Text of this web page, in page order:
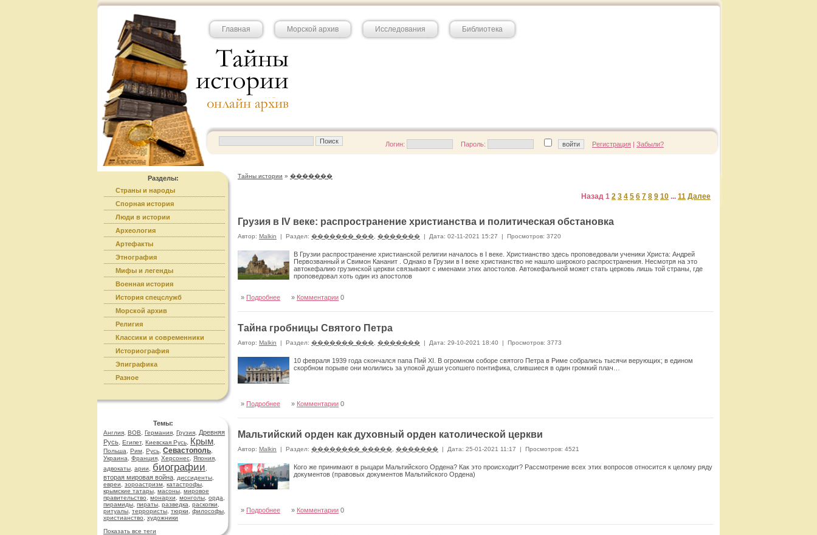
Главная Морской архив Исследования Библиотека
Логин: Пароль: Регистрация | Забыли?
Разделы:
Страны и народы
Спорная история
Люди в истории
Археология
Артефакты
Этнография
Мифы и легенды
Военная история
История спецслужб
Морской архив
Религия
Классики и современники
Историография
Эпиграфика
Разное
Темы:
Англия ВОВ Германия Грузия
Древняя
Русь Египет, Киевская Русь Крым
Польша
Рим Русь Севастополь
Украина
Франция Херсонес Япония
адвокаты арии биографии
вторая мировая война диссиденты
евреи
зороастризм катастрофы
крымские татары масоны мировое
правительство
монархи монголы орда
пирамиды пираты разведка раскопки
ритуалы террористы тюрки философы
христианство
художники
Показать все теги
Тайны истории » �������
Назад 1 2 3 4 5 6 7 8 9 10 ... 11 Далее
Грузия в IV веке: распространение христианства и политическая обстановка
Автор: Malkin | Раздел: ������� ��� ������� | Дата: 02-11-2021 15:27 | Просмотров: 3720
В Грузии распространение христианской религии началось в I веке. Христианство здесь проповедовали ученики Христа: Андрей
Первозванный и Свимон Кананит . Однако в Грузии в I веке христианство не нашло широкого распространения. Несмотря на это
автокефалию грузинской церкви связывают с именами этих апостолов. Автокефальной может стать церковь лишь той страны, где
проповедовал хоть один из апостолов
» Подробнее » Комментарии 0
Тайна гробницы Святого Петра
Автор: Malkin | Раздел: ������� ��� ������� | Дата: 29-10-2021 18:40 | Просмотров: 3773
10 февраля 1939 года скончался папа Пий XI. В огромном соборе святого Петра в Риме собрались тысячи верующих; в едином
скорбном порыве они молились за упокой души усопшего понтифика, слившиеся в один громкий плач…
» Подробнее » Комментарии 0
Мальтийский орден как духовный орден католической церкви
Автор: Malkin | Раздел: �������� ����� ������� | Дата: 25-01-2021 11:17 | Просмотров: 4521
Кого же принимают в рыцари Мальтийского Ордена? Как это происходит? Рассмотрение всех этих вопросов относится к целому ряду
документов (правовых документов Мальтийского Ордена)
» Подробнее » Комментарии 0